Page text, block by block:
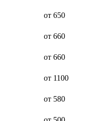
от 650
от 660
от 660
от 1100
от 580